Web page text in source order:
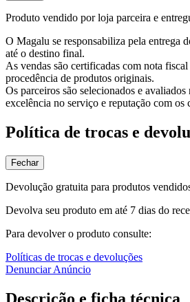
Produto vendido por loja parceira e
O Magalu se responsabiliza pela entrega
até o destino final.
As vendas são certificadas com nota fiscal
procedência de produtos originais.
Os parceiros são selecionados e
excelência no serviço e reputação com os
Política de trocas e
Fechar
Devolução gratuita para produtos
Devolva seu produto em até 7 dias do
Para devolver o produto consulte:
Políticas de trocas e devoluções
Denunciar Anúncio
Descrição e ficha técnica